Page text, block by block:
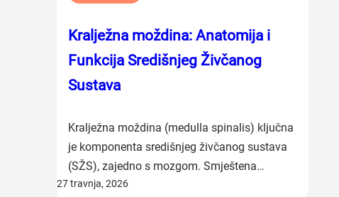
Kralježna moždina: Anatomija i
Funkcija Središnjeg Živčanog
Sustava
Kralježna moždina (medulla spinalis) ključna
je komponenta središnjeg živčanog sustava
(SŽS), zajedno s mozgom. Smještena…
27 travnja, 2026